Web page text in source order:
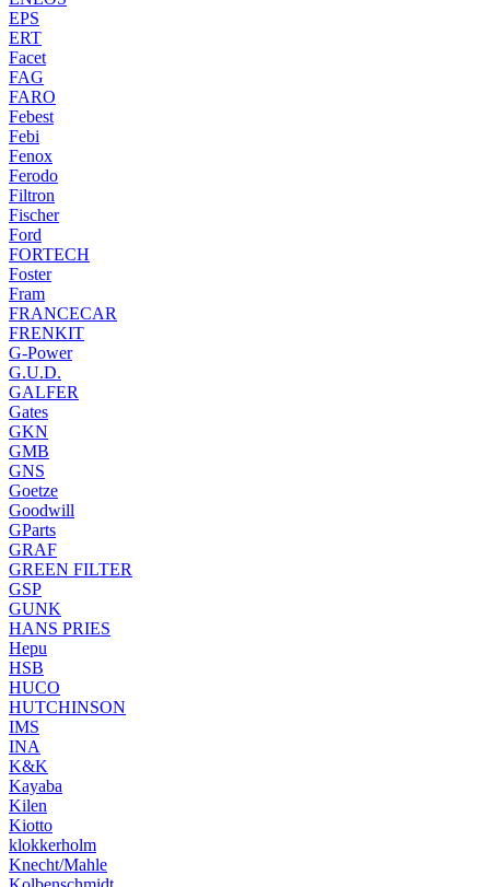
EPS
ERT
Facet
FAG
FARO
Febest
Febi
Fenox
Ferodo
Filtron
Fischer
Ford
FORTECH
Foster
Fram
FRANCECAR
FRENKIT
G-Power
G.U.D.
GALFER
Gates
GKN
GMB
GNS
Goetze
Goodwill
GParts
GRAF
GREEN FILTER
GSP
GUNK
HANS PRIES
Hepu
HSB
HUCO
HUTCHINSON
IMS
INA
K&K
Kayaba
Kilen
Kiotto
klokkerholm
Knecht/Mahle